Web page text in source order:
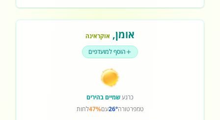
אומן, אוקראינה
הוסף למועדפים
כרגעשמיים בהירים
טמפרטורה26°עם47%לחות